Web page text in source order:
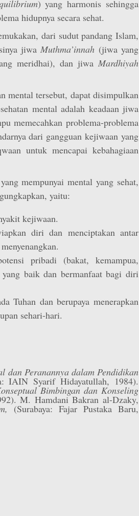
) yang harmonis sehingga
hidupnya secara sehat.
dari sudut pandang Islam,
jiwa Muthma’innah (jiwa yang
meridhai), dan jiwa Mardhiyah
mental tersebut, dapat disimpulkan
mental adalah keadaan jiwa
memecahkan problema-problema
dari gangguan kejiwaan yang
untuk mencapai kebahagiaan
mempunyai mental yang sehat,
yaitu:
kejiwaan.
diri dan menciptakan antar
pribadi (bakat, kemampua,
baik dan bermanfaat bagi diri
Tuhan dan berupaya menerapkan
sehari-hari.
dan Peranannya dalam Pendidikan
IAIN Syarif Hidayatullah, 1984).
Bimbingan dan Konseling
M. Hamdani Bakran al-Dzaky,
(Surabaya: Fajar Pustaka Baru,